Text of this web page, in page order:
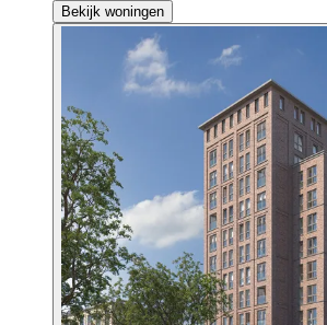
Bekijk woningen